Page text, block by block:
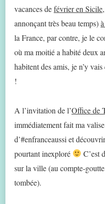
vacances defévrier en Sicile
annonçant très beau temps)
la France, par contre, je le
où ma moitié a habité deux
habitent des amis, je n’y
!
A l’invitation de l’Office de
immédiatement fait ma
d’#enfranceaussi et
pourtant inexploré
C’est
sur la ville (au compte-
tombée).